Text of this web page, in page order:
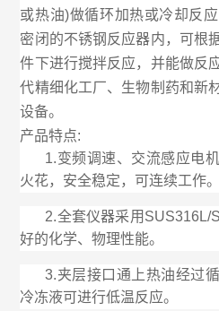
或热油)做循环加热或冷却反
密闭的不锈钢反应器内，可根
件下进行搅拌反应，并能做反
代精细化工厂、生物制药和新
设备。
产品特点:
1.变频调速、交流感应电
火花，安全稳定，可连续工作。
2.全套仪器采用SUS316L/
好的化学、物理性能。
3.夹层接口通上热油经过
冷冻液可进行低温反应。